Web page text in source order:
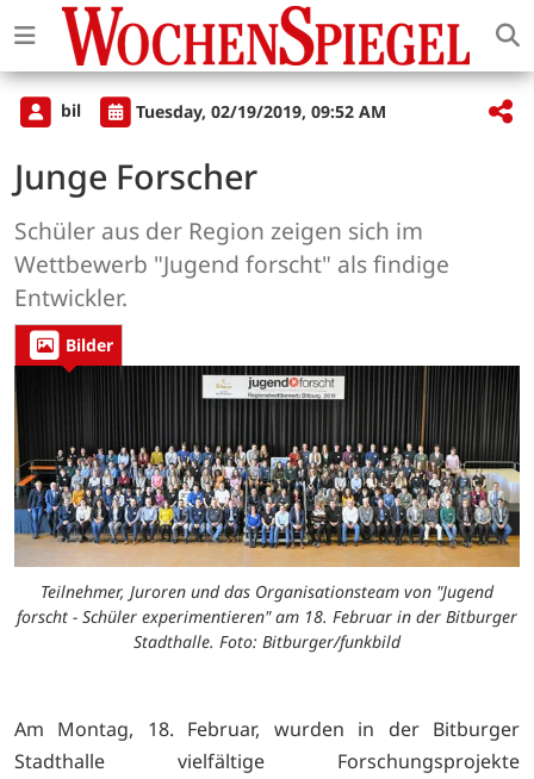
bil Tuesday, 02/19/2019, 09:52 AM
Junge Forscher
Schüler aus der Region zeigen sich im
Wettbewerb "Jugend forscht" als findige
Entwickler.
Bilder
Teilnehmer, Juroren und das Organisationsteam von "Jugend
forscht - Schüler experimentieren" am 18. Februar in der Bitburger
Stadthalle. Foto: Bitburger/funkbild
Am Montag, 18. Februar, wurden in der Bitburger
Stadthalle vielfältige Forschungsprojekte